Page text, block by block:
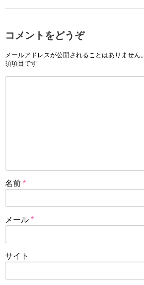
コメントをどうぞ
メールアドレスが公開されることはありません。
須項目です
名前 *
メール *
サイト